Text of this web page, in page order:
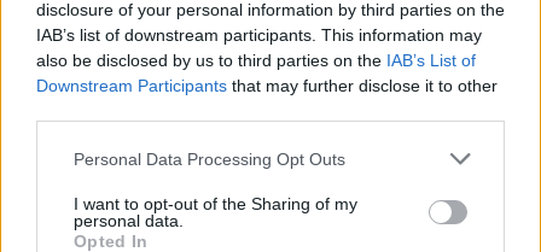
disclosure of your personal information by third parties on the
IAB’s list of downstream participants. This information may
also be disclosed by us to third parties on the IAB’s List of
Downstream Participants that may further disclose it to other
Personal Data Processing Opt Outs
I want to opt-out of the Sharing of my
personal data.
Opted In
Please
enter
the
characters
CAPTCHA
ÚLTIMES NOTÍCIES